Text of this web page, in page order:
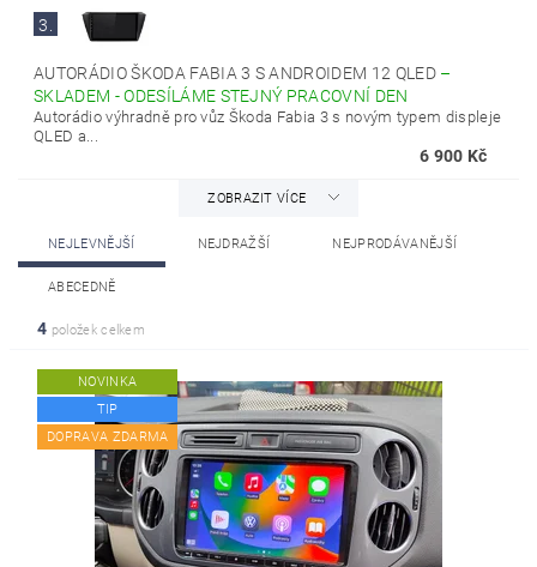
3.
AUTORÁDIO ŠKODA FABIA 3 S ANDROIDEM 12 QLED –
SKLADEM - ODESÍLÁME STEJNÝ PRACOVNÍ DEN
Autorádio výhradně pro vůz Škoda Fabia 3 s novým typem displeje
QLED a...
6 900 Kč
ZOBRAZIT VÍCE
NEJLEVNĚJŠÍ NEJDRAŽŠÍ NEJPRODÁVANĚJŠÍ
ABECEDNĚ
4 položek celkem
NOVINKA
TIP
DOPRAVA ZDARMA